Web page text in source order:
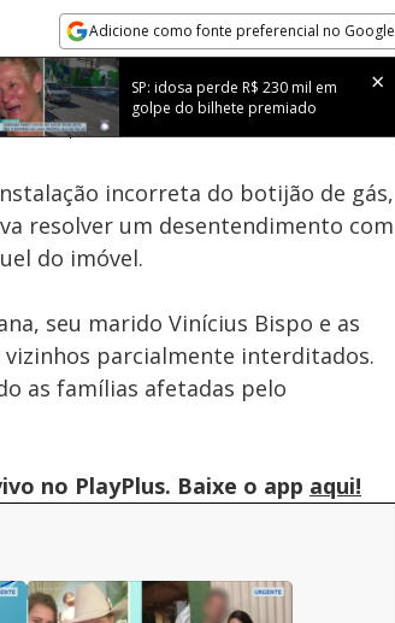
Adicione como fonte preferencial no Google
Opens in new window
SP: idosa perde R$ 230 mil em
golpe do bilhete premiado
Velocidade
o incêndio que provocou a morte
na zona norte de São Paulo.
incorreta do botijão de gás,
resolver um desentendimento com
do imóvel.
seu marido Vinícius Bispo e as
parcialmente interditados.
as famílias afetadas pelo
no PlayPlus. Baixe o app aqui!